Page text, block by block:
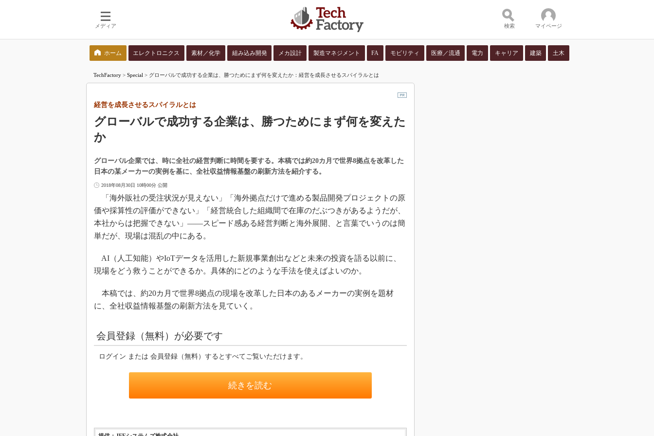
メディア
検索語を入力してください 並び順：
検索 マイページ
ホーム エレクトロニクス 素材／化学 組み込み開発 メカ設計 製造マネジメント FA モビリティ 医療／流通 電力 キャリア 建築 土木
TechFactory > Special > グローバルで成功する企業は、勝つためにまず何を変えたか：経営を成長させるスパイラルとは
グローバルで成功する企業は、勝つためにまず何を変えた
か
経営を成長させるスパイラルとは
グローバル企業では、時に全社の経営判断に時間を要する。本稿では約20カ月で世界8拠点を改革した
日本の某メーカーの実例を基に、全社収益情報基盤の刷新方法を紹介する。
2018年08月30日 10時00分 公開
「海外販社の受注状況が見えない」「海外拠点だけで進める製品開発プロジェクトの原
価や採算性の評価ができない」「経営統合した組織間で在庫のだぶつきがあるようだが、
本社からは把握できない」――スピード感ある経営判断と海外展開、と言葉でいうのは簡
単だが、現場は混乱の中にある。
AI（人工知能）やIoTデータを活用した新規事業創出などと未来の投資を語る以前に、
現場をどう救うことができるか。具体的にどのような手法を使えばよいのか。
本稿では、約20カ月で世界8拠点の現場を改革した日本のあるメーカーの実例を題材
に、全社収益情報基盤の刷新方法を見ていく。
会員登録（無料）が必要です
ログイン または 会員登録（無料）するとすべてご覧いただけます。
続きを読む